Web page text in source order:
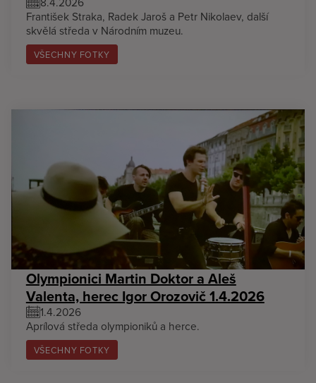
František Straka, Radek Jaroš a Petr Nikolaev, další
skvělá středa v Národním muzeu.
VŠECHNY FOTKY
Olympionici Martin Doktor a Aleš
Valenta, herec Igor Orozovič 1.4.2026
1.4.2026
Aprílová středa olympioniků a herce.
VŠECHNY FOTKY